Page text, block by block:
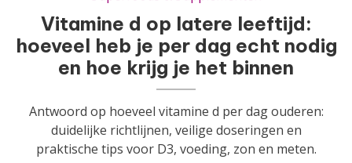
Vitamine d op latere leeftijd:
hoeveel heb je per dag echt nodig
en hoe krijg je het binnen
Antwoord op hoeveel vitamine d per dag ouderen:
duidelijke richtlijnen, veilige doseringen en
praktische tips voor D3, voeding, zon en meten.